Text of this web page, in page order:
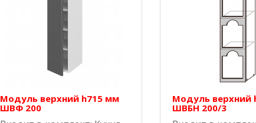
Модуль верхний h715 мм
ШВФ 200
Модуль верхний
ШВБН 200/3